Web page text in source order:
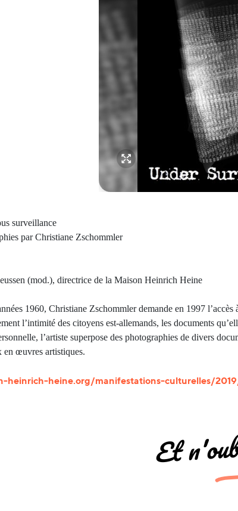
surveillance
par Christiane Zschommler
(mod.), directrice de la Maison Heinrich Heine
1960, Christiane Zschommler demande en 1997
l’intimité des citoyens est-allemands, les documents
l’artiste superpose des photographies de divers
en œuvres artistiques.
heinrich-heine.org/manifestations-culturelles/
Et